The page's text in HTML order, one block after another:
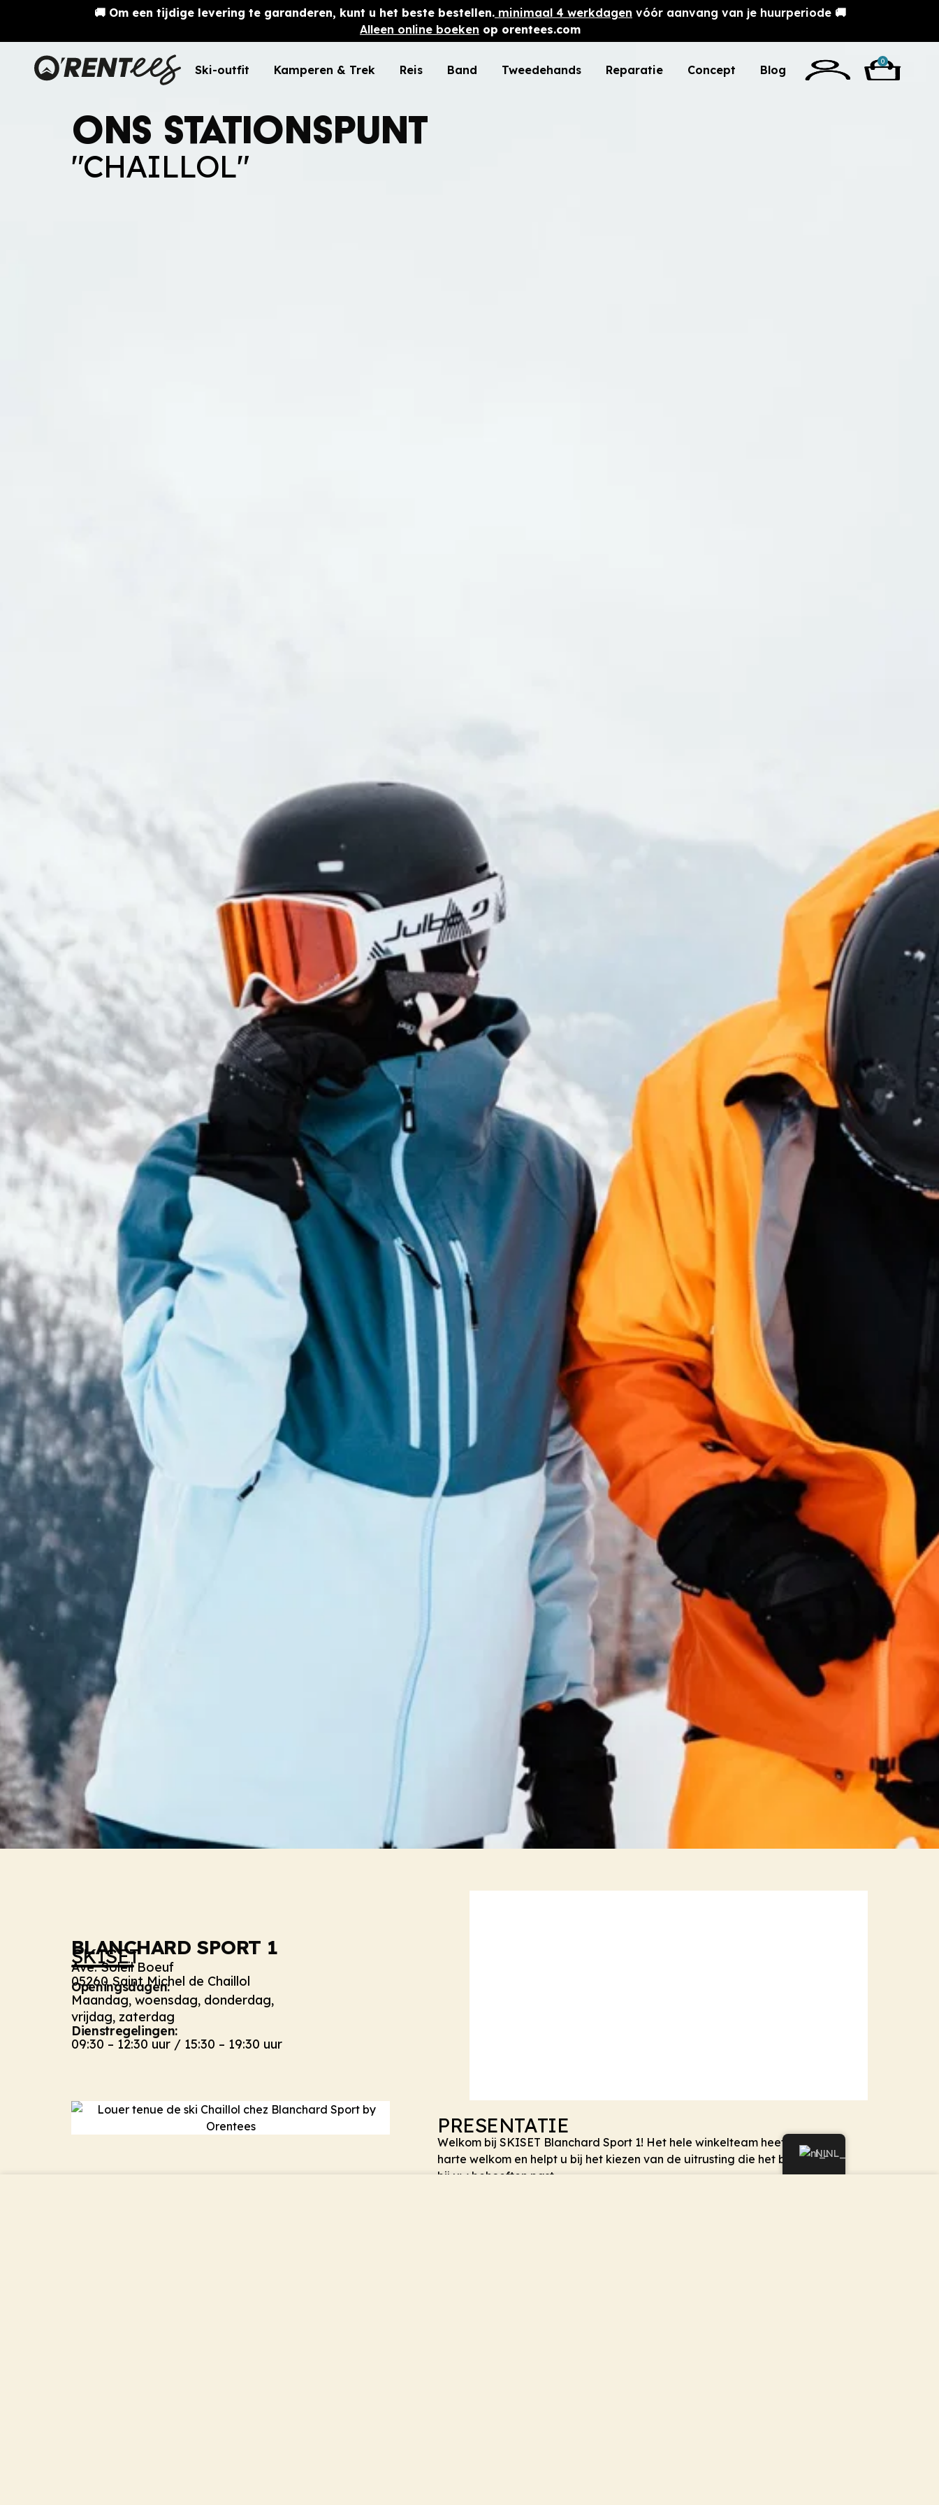
🚚 Om een tijdige levering te garanderen, kunt u het beste bestellen. minimaal 4 werkdagen vóór aanvang van je huurperiode 🚚
Alleen online boeken op orentees.com
Ski-outfit Kamperen & Trek Reis Band Tweedehands Reparatie Concept Blog
0
Ons Stationspunt
"CHAILLOL"
BLANCHARD SPORT 1
SKISET
Ave. Soleil Boeuf
05260 Saint Michel de Chaillol
Openingsdagen:
Maandag, woensdag, donderdag,
vrijdag, zaterdag
Dienstregelingen:
09:30 – 12:30 uur / 15:30 – 19:30 uur
PRESENTATIE
Welkom bij SKISET Blanchard Sport 1! Het hele winkelteam heet u van
harte welkom en helpt u bij het kiezen van de uitrusting die het beste
bij uw behoeften past.
NL